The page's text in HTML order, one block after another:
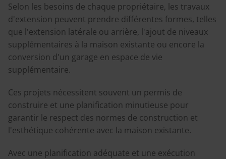
Selon les besoins de chaque propriétaire, les travaux
d'extension peuvent prendre différentes formes, telles
que l'extension latérale ou arrière, l'ajout de niveaux
supplémentaires à la maison existante ou encore la
conversion d'un garage en espace de vie
supplémentaire.
Ces projets nécessitent souvent un permis de
construire et une planification minutieuse pour
garantir le respect des normes de construction et
l'esthétique cohérente avec la maison existante.
Avec une planification adéquate et une exécution